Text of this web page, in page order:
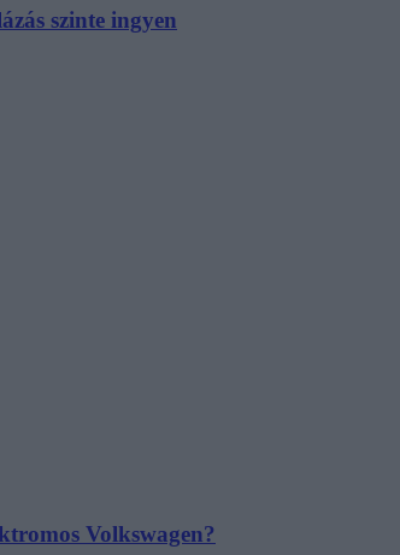
szinte ingyen
Volkswagen?